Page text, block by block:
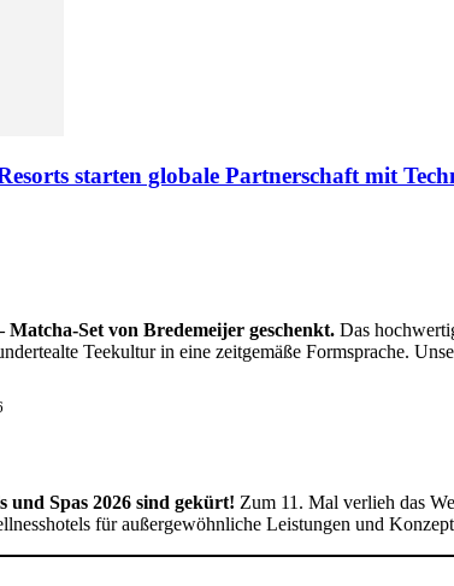
starten globale Partnerschaft mit
Matcha-Set von Bredemeijer geschenkt. Das
Teekultur in eine zeitgemäße Formsprache.
und Spas 2026 sind gekürt! Zum 11. Mal verlieh das
für außergewöhnliche Leistungen und